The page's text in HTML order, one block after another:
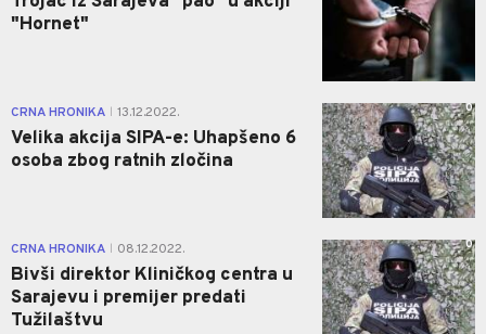
"Hornet"
CRNA HRONIKA 13.12.2022.
Velika akcija SIPA-e: Uhapšeno 6
osoba zbog ratnih zločina
0
CRNA HRONIKA 08.12.2022.
Bivši direktor Kliničkog centra u
Sarajevu i premijer predati
Tužilaštvu
0